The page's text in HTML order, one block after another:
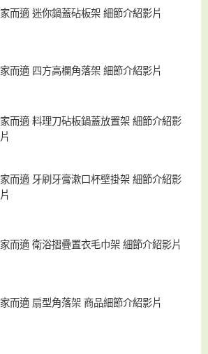
家而適 迷你鍋蓋砧板架 細節介紹影片
家而適 四方高欄角落架 細節介紹影片
家而適 料理刀砧板鍋蓋放置架 細節介紹影
片
家而適 牙刷牙膏漱口杯壁掛架 細節介紹影
片
家而適 衛浴摺疊置衣毛巾架 細節介紹影片
家而適 扇型角落架 商品細節介紹影片